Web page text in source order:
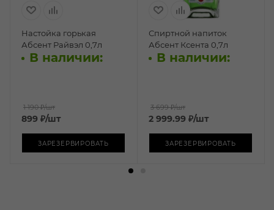
Настойка горькая
Абсент Райвэл 0,7л
В наличии:
1 190 ₽/шт
899 ₽/шт
ЗАРЕЗЕРВИРОВАТЬ
Спиртной напиток
Абсент Ксента 0,7л
В наличии:
3 699 ₽/шт
2 999.99 ₽/шт
ЗАРЕЗЕРВИРОВАТЬ